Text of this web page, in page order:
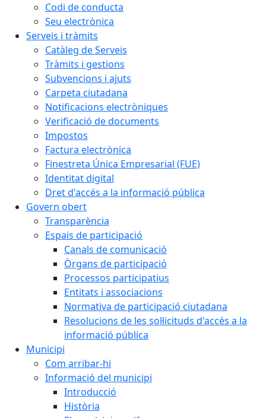
Codi de conducta
Seu electrònica
Serveis i tràmits
Catàleg de Serveis
Tràmits i gestions
Subvencions i ajuts
Carpeta ciutadana
Notificacions electròniques
Verificació de documents
Impostos
Factura electrònica
Finestreta Única Empresarial (FUE)
Identitat digital
Dret d'accés a la informació pública
Govern obert
Transparència
Espais de participació
Canals de comunicació
Òrgans de participació
Processos participatius
Entitats i associacions
Normativa de participació ciutadana
Resolucions de les sol·licituds d'accés a la
informació pública
Municipi
Com arribar-hi
Informació del municipi
Introducció
Història